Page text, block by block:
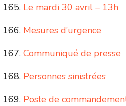
Le mardi 30 avril – 13h
Mesures d’urgence
Communiqué de presse
Personnes sinistrées
Poste de